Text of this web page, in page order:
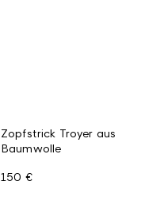
Zopfstrick Troyer aus
Baumwolle
150 €